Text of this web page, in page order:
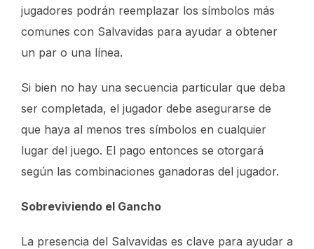
jugadores podrán reemplazar los símbolos más
comunes con Salvavidas para ayudar a obtener
un par o una línea.
Si bien no hay una secuencia particular que deba
ser completada, el jugador debe asegurarse de
que haya al menos tres símbolos en cualquier
lugar del juego. El pago entonces se otorgará
según las combinaciones ganadoras del jugador.
Sobreviviendo el Gancho
La presencia del Salvavidas es clave para ayudar a